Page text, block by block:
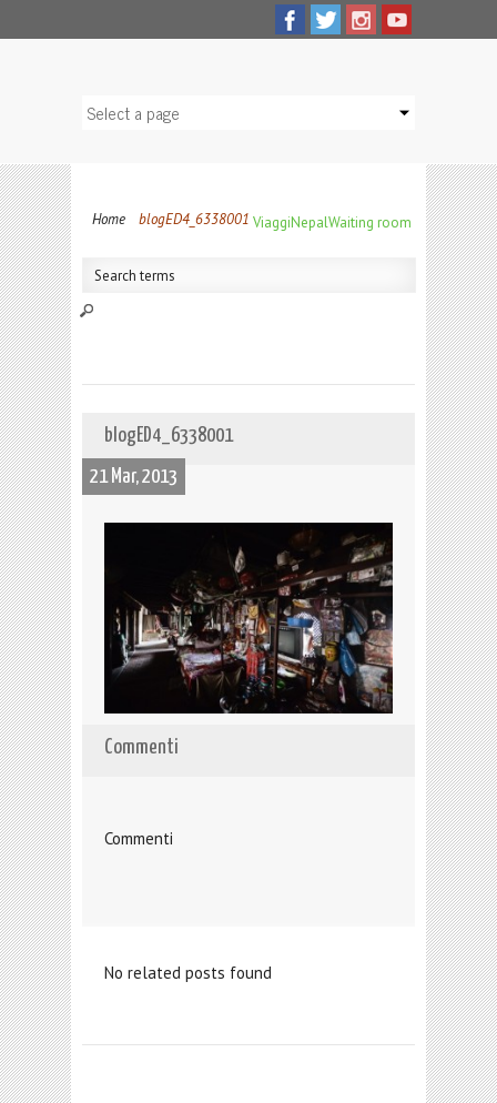
Home ViaggiNepalWaiting room
blogED4_6338001
blogED4_6338001
21 Mar, 2013
Commenti
Commenti
No related posts found